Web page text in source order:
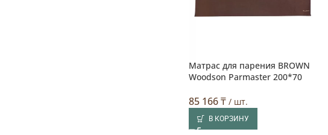
Матрас для парения BROWN
Woodson Parmaster 200*70
85 166₸/ шт.
В КОРЗИНУ